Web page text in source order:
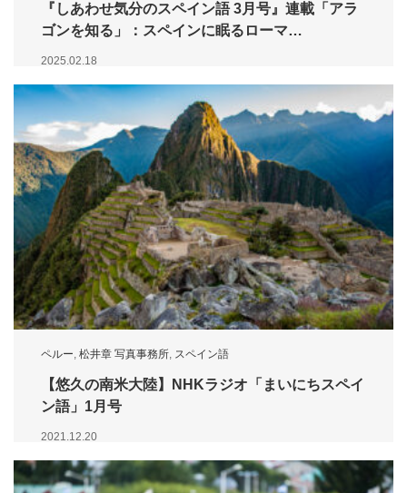
『しあわせ気分のスペイン語 3月号』連載「アラ
ゴンを知る」：スペインに眠るローマ…
2025.02.18
ペルー, 松井章 写真事務所, スペイン語
【悠久の南米大陸】NHKラジオ「まいにちスペイ
ン語」1月号
2021.12.20